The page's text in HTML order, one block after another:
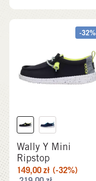
-32%
Wally Y Mini
Ripstop
149,00zł (-32%)